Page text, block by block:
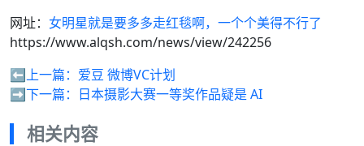
网址： 女明星就是要多多走红毯啊，一个个美得不行了
https://www.alqsh.com/news/view/242256
⬅️上一篇： 爱豆 微博VC计划
➡️下一篇： 日本摄影大赛一等奖作品疑是 AI
相关内容